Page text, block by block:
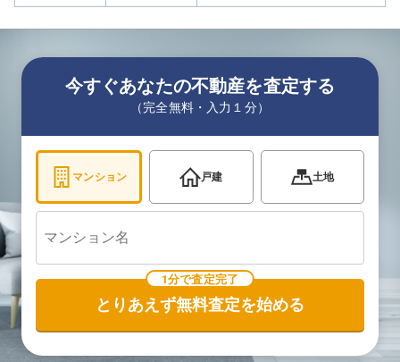
今すぐあなたの不動産を査定する
（完全無料・入力１分）
マンション 戸建 土地
1分で査定完了
とりあえず無料査定を始める